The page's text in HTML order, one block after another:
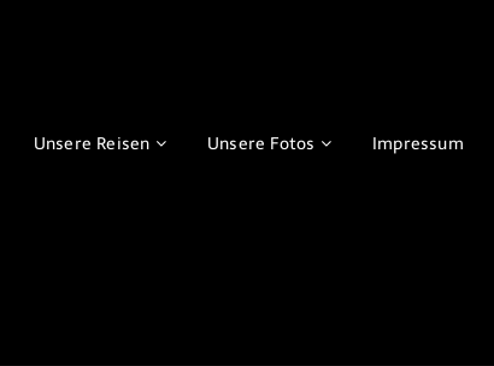
Unsere Reisen Unsere Fotos Impressum